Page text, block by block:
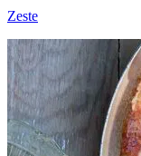
Zeste